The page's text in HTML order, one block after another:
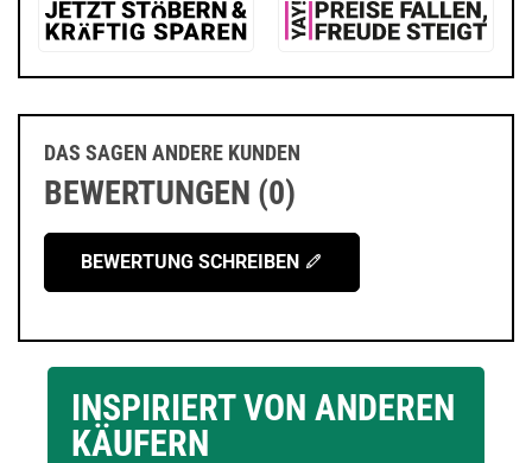
DAS SAGEN ANDERE KUNDEN
BEWERTUNGEN (0)
BEWERTUNG SCHREIBEN
INSPIRIERT VON ANDEREN
KÄUFERN